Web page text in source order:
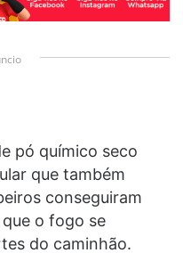
pó químico seco
que também
conseguiram
o fogo se
do caminhão.